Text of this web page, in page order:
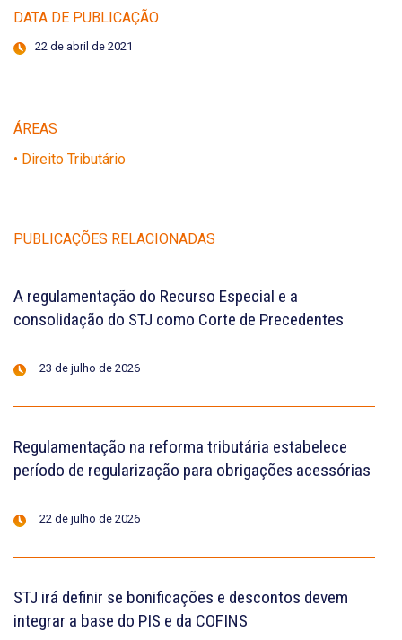
DATA DE PUBLICAÇÃO
22 de abril de 2021
ÁREAS
• Direito Tributário
PUBLICAÇÕES RELACIONADAS
A regulamentação do Recurso Especial e a
consolidação do STJ como Corte de Precedentes
23 de julho de 2026
Regulamentação na reforma tributária estabelece
período de regularização para obrigações acessórias
22 de julho de 2026
STJ irá definir se bonificações e descontos devem
integrar a base do PIS e da COFINS